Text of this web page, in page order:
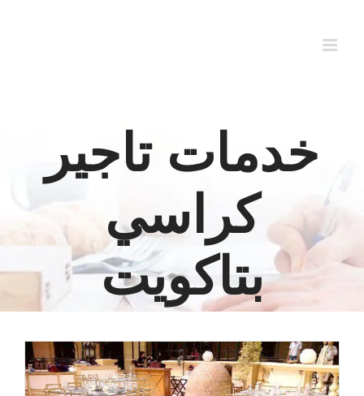
خدمات تاجير
كراسي
بتاكويت